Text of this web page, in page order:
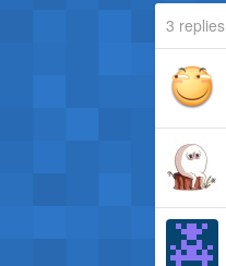
3 replies